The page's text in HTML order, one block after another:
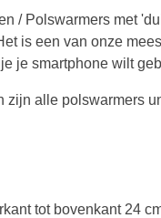
/ Polswarmers met
is een van onze
je smartphone wilt
zijn alle polswarmers
tot bovenkant 24